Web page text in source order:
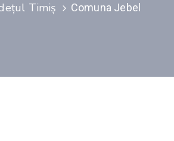
Timiș
Comuna Jebel